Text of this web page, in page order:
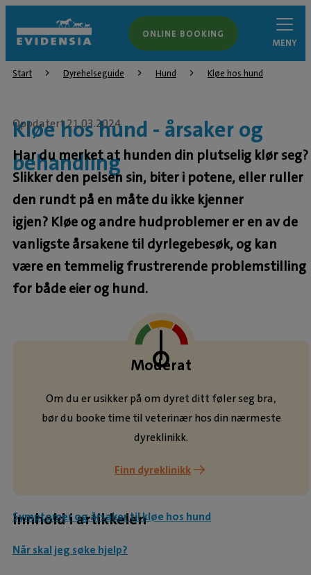
ONLINE BOOKING
MENY
Start Dyrehelseguide Hund Kløe hos hund
Kløe hos hund - årsaker og
behandling
Oppdatert 21.03.2024
Har du merket at hunden din plutselig klør seg?
Slikker den pelsen sin, biter i potene, eller ruller
den rundt på en måte du ikke kjenner
igjen? Kløe og andre hudproblemer er en av de
vanligste årsakene til dyrlegebesøk, og kan
være en temmelig frustrerende problemstilling
for både eier og hund.
Moderat
Om du er usikker på om dyret ditt føler seg bra,
bør du booke time til veterinær hos din nærmeste
dyreklinikk.
Finn dyreklinikk
Innhold i artikkelen
Symptomer og årsaker til kløe hos hund
Når skal jeg søke hjelp?